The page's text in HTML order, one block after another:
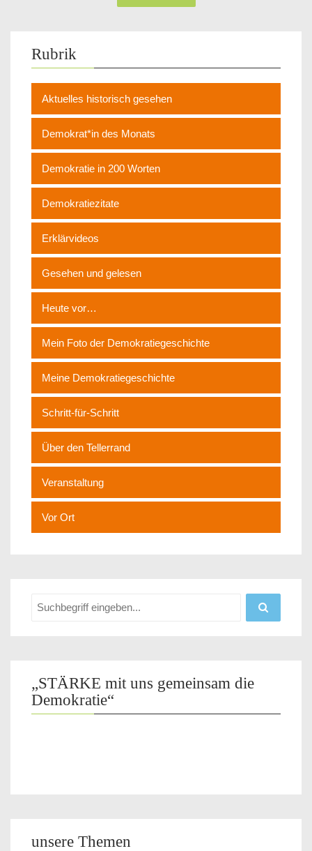
Rubrik
Aktuelles historisch gesehen
Demokrat*in des Monats
Demokratie in 200 Worten
Demokratiezitate
Erklärvideos
Gesehen und gelesen
Heute vor…
Mein Foto der Demokratiegeschichte
Meine Demokratiegeschichte
Schritt-für-Schritt
Über den Tellerrand
Veranstaltung
Vor Ort
„STÄRKE mit uns gemeinsam die
Demokratie“
unsere Themen